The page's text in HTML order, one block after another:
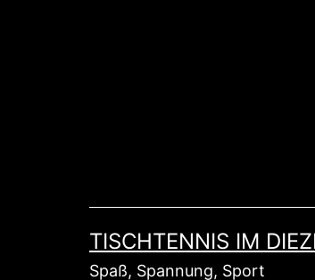
TISCHTENNIS IM
Spaß, Spannung, Sport